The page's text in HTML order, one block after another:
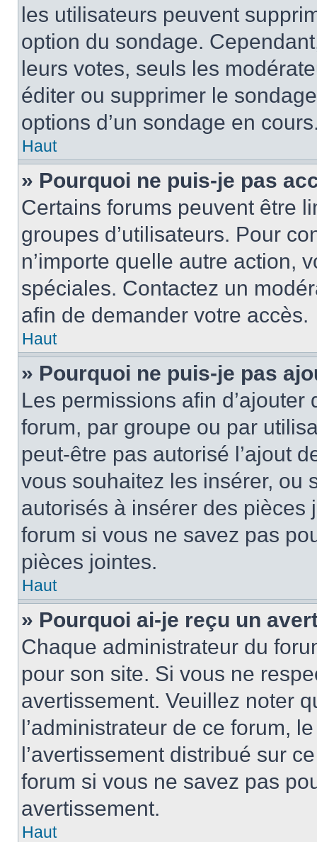
les utilisateurs peuvent
option du sondage.
leurs votes, seuls les
éditer ou supprimer le
options d’un sondage en
Haut
» Pourquoi ne puis-je pas
Certains forums peuvent être
groupes d’utilisateurs. Pour
n’importe quelle autre action,
spéciales. Contactez un
afin de demander votre accès.
Haut
» Pourquoi ne puis-je pas
Les permissions afin
forum, par groupe ou par
peut-être pas autorisé l’ajout
vous souhaitez les insérer, ou
autorisés à insérer des pièces
forum si vous ne savez pas
pièces jointes.
Haut
» Pourquoi ai-je reçu un
Chaque administrateur du
pour son site. Si vous ne
avertissement. Veuillez noter
l’administrateur de ce forum,
l’avertissement distribué sur
forum si vous ne savez pas
avertissement.
Haut